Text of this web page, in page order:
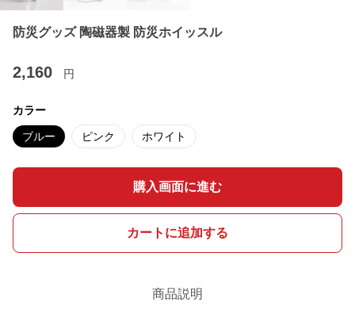
防災グッズ 陶磁器製 防災ホイッスル
2,160 円
カラー
ブルー ピンク ホワイト
購入画面に進む
カートに追加する
商品説明